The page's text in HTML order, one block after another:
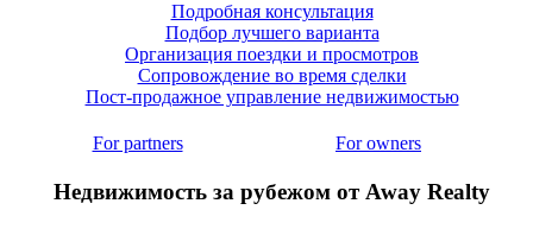
Подробная консультация
Подбор лучшего варианта
Организация поездки и просмотров
Сопровождение во время сделки
Пост-продажное управление недвижимостью
For partners For owners
Недвижимость за рубежом от Away Realty